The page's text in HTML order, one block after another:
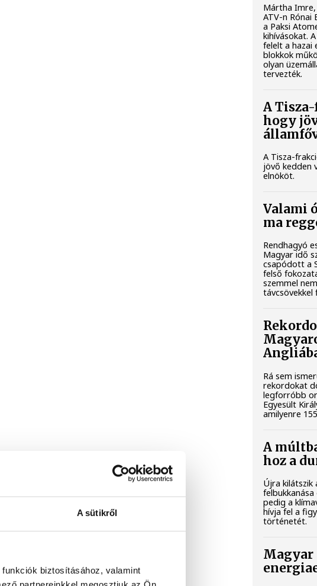
A sütikről
biztosításához, valamint
Mártha
ATV-n
a Paksi
kihívásokat.
felelt a hazai
blokkok
olyan
tervezték.
A
hogy
A Tisza-
jövő kedden
elnököt.
Valami
ma
Rendhagyó
Magyar idő
csapódott a
felső
szemmel
távcsövekkel
Rá sem
rekordokat
legforróbb
Egyesült
amilyenre
A
hoz a
Újra kilátszik
pedig a
hívja fel a
történetét.
Magyar